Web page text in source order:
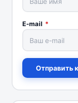
E-mail *
Отправить